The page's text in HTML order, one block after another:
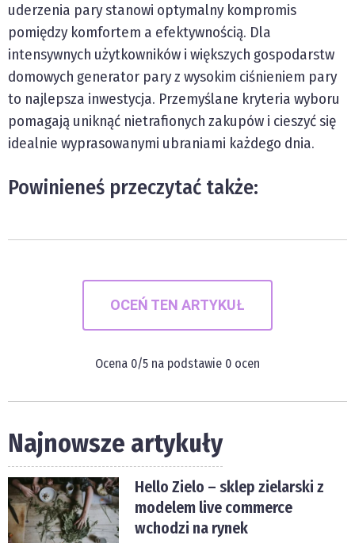
uderzenia pary stanowi optymalny kompromis
pomiędzy komfortem a efektywnością. Dla
intensywnych użytkowników i większych gospodarstw
domowych generator pary z wysokim ciśnieniem pary
to najlepsza inwestycja. Przemyślane kryteria wyboru
pomagają uniknąć nietrafionych zakupów i cieszyć się
idealnie wyprasowanymi ubraniami każdego dnia.
Powinieneś przeczytać także:
OCEŃ TEN ARTYKUŁ
Ocena 0/5 na podstawie 0 ocen
Najnowsze artykuły
Hello Zielo – sklep zielarski z
modelem live commerce
wchodzi na rynek